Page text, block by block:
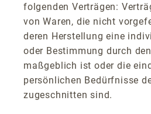
folgenden Verträgen:
von Waren, die nicht
deren Herstellung eine
oder Bestimmung durch
maßgeblich ist oder die
persönlichen Bedürfnisse
zugeschnitten sind.